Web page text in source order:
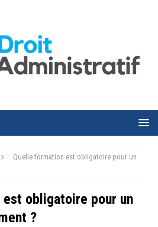
Quelle formation est obligatoire pour un
obligatoire pour un
?